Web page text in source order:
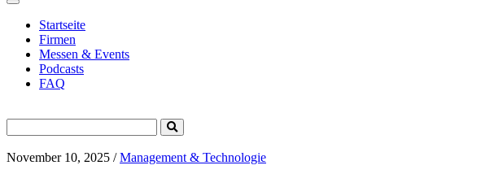
Toggle
navigationStartseite
Firmen
Messen & Events
Podcasts
FAQ
for:
Submit
Search
November 10, 2025 /Management & Technologie